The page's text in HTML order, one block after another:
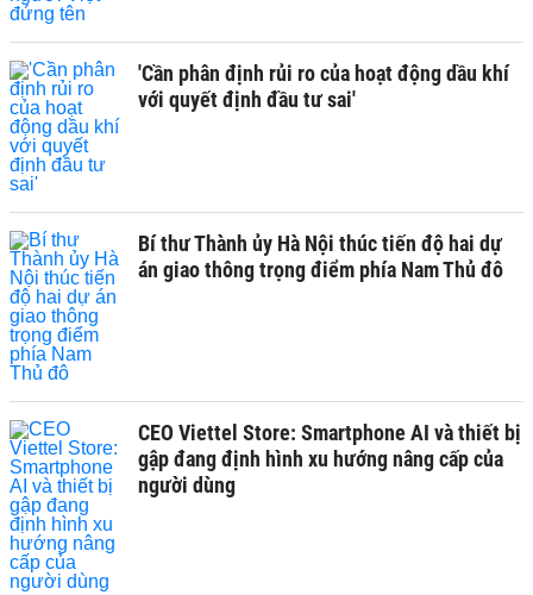
'Cần phân định rủi ro của hoạt động dầu khí
với quyết định đầu tư sai'
Bí thư Thành ủy Hà Nội thúc tiến độ hai dự
án giao thông trọng điểm phía Nam Thủ đô
CEO Viettel Store: Smartphone AI và thiết bị
gập đang định hình xu hướng nâng cấp của
người dùng